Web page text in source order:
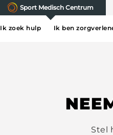
Sport Medisch Centrum
Ik zoek hulp Ik ben
Stel